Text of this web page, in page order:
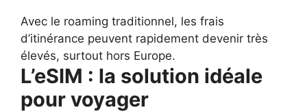
Avec le roaming traditionnel, les frais
d’itinérance peuvent rapidement devenir très
élevés, surtout hors Europe.
L’eSIM : la solution idéale
pour voyager